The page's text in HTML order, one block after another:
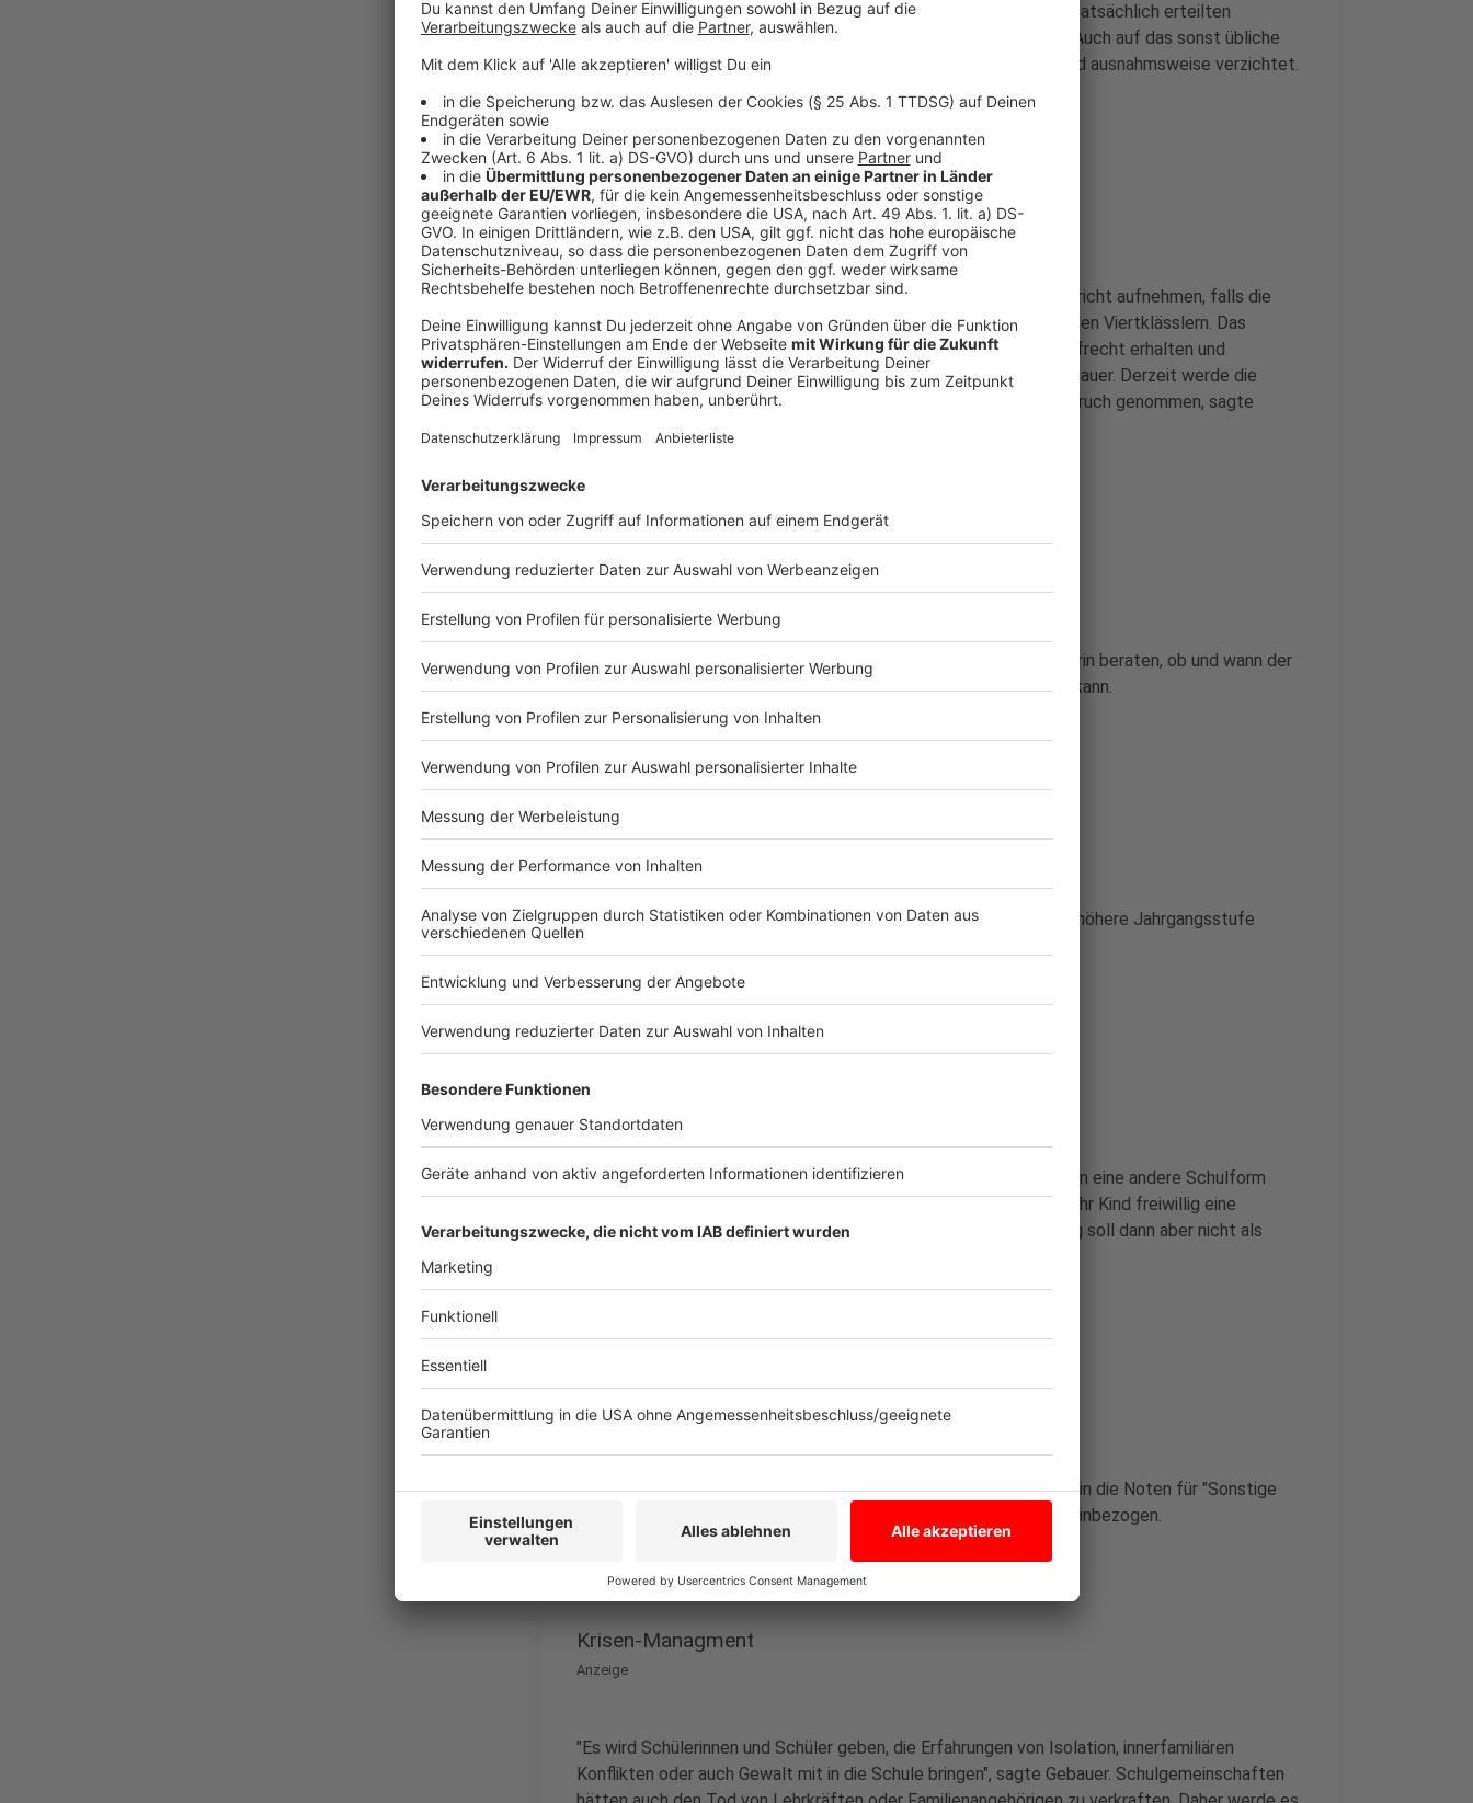
Schulen eine Klassenarbeit schreiben lassen, die stärker auf den tatsächlich erteilten
Unterricht Bezug nimmt. Die Fristen können verschoben werden. Auch auf das sonst übliche
Abschlussverfahren mit Vornoten und Abweichungsprüfungen wird ausnahmsweise verzichtet.
Anzeige
Grundschulen
Anzeige
Grundschulen sollen ab dem 4. Mai schrittweise wieder den Unterricht aufnehmen, falls die
Entwicklung der Infektionszahlen das zulässt - zunächst nur mit den Viertklässlern. Das
Notbetreuungsprogramm für die Klassen eins bis sechs werde aufrecht erhalten und
gegebenenfalls um weitere Bedarfsgruppen erweitert, sagte Gebauer. Derzeit werde die
Notbetreuung nur für etwa ein Prozent der Schülerschaft in Anspruch genommen, sagte
Staatssekretär Richter.
Am 30. April wollen die Ministerpräsidenten mit der Bundeskanzlerin beraten, ob und wann der
Unterricht schrittweise auf weitere Klassen ausgedehnt werden kann.
Sitzenbleiben
Anzeige
Im laufenden Schuljahr sollen Schüler grundsätzlich in die nächst höhere Jahrgangsstufe
versetzt werden.
Anzeige
Anzeige
Auch nach Ende der Erprobungsstufe nach Klasse 6 soll niemand in eine andere Schulform
wechseln müssen. Eltern sollen allerdings die Möglichkeit haben, ihr Kind freiwillig eine
Ehrenrunde drehen zu lassen. "Eine solche freiwillige Wiederholung soll dann aber nicht als
Bewertungen
Anzeige
Gute Leistungen aus der Zeit des Unterrichts auf Distanz können in die Noten für "Sonstige
Mitarbeit" einfließen, schlechte werden nicht in die Zeugnisnote einbezogen.
Krisen-Managment
Anzeige
"Es wird Schülerinnen und Schüler geben, die Erfahrungen von Isolation, innerfamiliären
Konflikten oder auch Gewalt mit in die Schule bringen", sagte Gebauer. Schulgemeinschaften